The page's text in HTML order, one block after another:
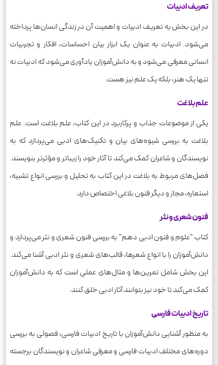
تعریف ادبیات
در این بخش به تعریف ادبیات و اهمیت آن در زندگی انسان‌ها پرداخته
می‌شود. ادبیات به عنوان یک ابزار بیان احساسات، افکار و تجربیات
انسانی معرفی می‌شود و به دانش‌آموزان یادآوری می‌شود که ادبیات نه
تنها یک هنر، بلکه یک علم نیز هست.
علم بلاغت
یکی از موضوعات جذاب و پرکاربرد در این کتاب، علم بلاغت است. علم
بلاغت به بررسی شیوه‌های بیان و تکنیک‌های ادبی می‌پردازد که به
نویسندگان و شاعران کمک می‌کند تا آثار خود را زیباتر و مؤثرتر بنویسند.
فصل‌های مربوط به بلاغت در این کتاب به تحلیل و بررسی انواع تشبیه،
استعاره، مجاز و دیگر فنون بلاغی اختصاص دارد.
فنون شعری و نثر
کتاب "علوم و فنون ادبی دهم" به بررسی فنون شعری و نثر می‌پردازد و
دانش‌آموزان را با انواع شعرها، قالب‌های شعری و نثر ادبی آشنا می‌کند.
این بخش شامل تمرین‌ها و مثال‌های عملی است که به دانش‌آموزان
کمک می‌کند تا خود نیز بتوانند آثار ادبی خلق کنند.
تاریخ ادبیات فارسی
به منظور آشنایی دانش‌آموزان با تاریخ ادبیات فارسی، فصولی به بررسی
دوره‌های مختلف ادبیات فارسی و معرفی شاعران و نویسندگان برجسته